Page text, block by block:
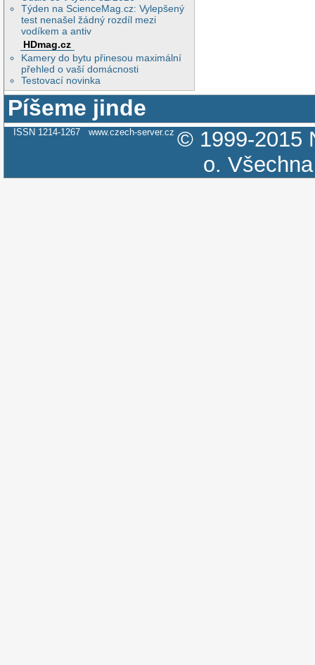
Týden na ScienceMag.cz: Vylepšený
test nenašel žádný rozdíl mezi
vodíkem a antiv
HDmag.cz
Kamery do bytu přinesou maximální
přehled o vaší domácnosti
Testovací novinka
Píšeme jinde
ISSN 1214-1267 www.czech-server.cz © 1999-2015
o.